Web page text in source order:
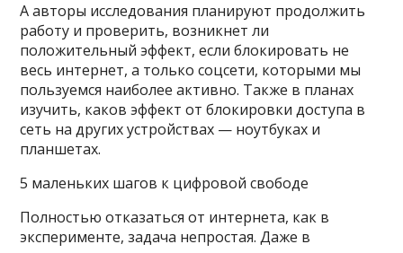
А авторы исследования планируют продолжить
работу и проверить, возникнет ли
положительный эффект, если блокировать не
весь интернет, а только соцсети, которыми мы
пользуемся наиболее активно. Также в планах
изучить, каков эффект от блокировки доступа в
сеть на других устройствах — ноутбуках и
планшетах.
5 маленьких шагов к цифровой свободе
Полностью отказаться от интернета, как в
эксперименте, задача непростая. Даже в